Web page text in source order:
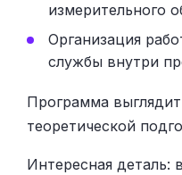
измерительного
Организация
службы внутри
Программа
теоретической
Интересная деталь: